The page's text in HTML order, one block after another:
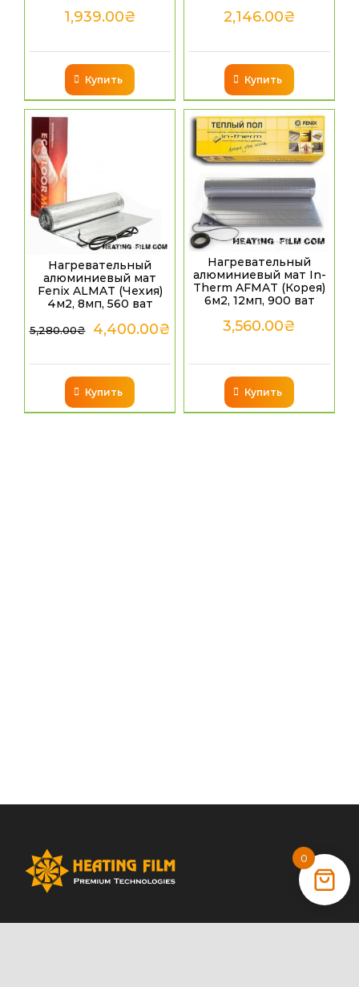
1,939.00₴
Купить
2,146.00₴
Купить
Нагревательный
алюминиевый мат
Fenix ALMAT (Чехия)
4м2, 8мп, 560 ват
5,280.00₴ 4,400.00₴
Купить
Нагревательный
алюминиевый мат In-
Therm AFMAT (Корея)
6м2, 12мп, 900 ват
3,560.00₴
Купить
0